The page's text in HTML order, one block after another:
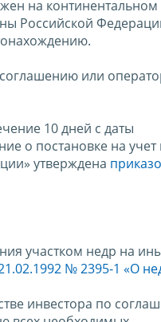
на континентальном
Российской
или
10 дней с даты
о постановке на учет
утверждена
участком недр на
№ 2395-1 «О
инвестора по